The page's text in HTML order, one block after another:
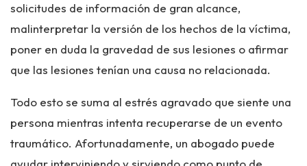
solicitudes de información de gran alcance,
malinterpretar la versión de los hechos de la víctima,
poner en duda la gravedad de sus lesiones o afirmar
que las lesiones tenían una causa no relacionada.
Todo esto se suma al estrés agravado que siente una
persona mientras intenta recuperarse de un evento
traumático. Afortunadamente, un abogado puede